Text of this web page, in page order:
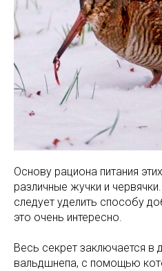
Основу рациона питания
различные жучки и
следует уделить способу
это очень интересно.
Весь секрет заключается в
вальдшнепа, с помощью